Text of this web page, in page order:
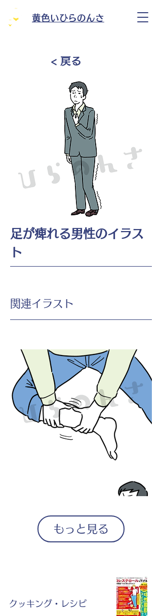
黄色いひらのんさ
< 戻る
足が痺れる男性のイラス
ト
​関連イラスト
もっと見る
クッキング・レシピ